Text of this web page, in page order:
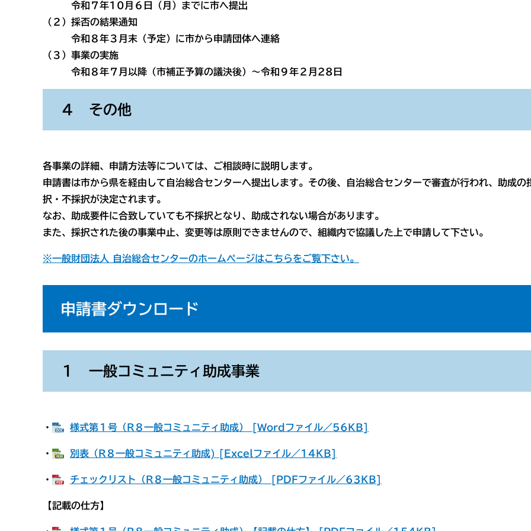
令和７年10月６日（月）までに市へ提出
（２）採否の結果通知
令和８年３月末（予定）に市から申請団体へ連絡
（３）事業の実施
令和８年７月以降（市補正予算の議決後）～令和９年２月28日
４ その他
各事業の詳細、申請方法等については、ご相談時に説明します。
申請書は市から県を経由して自治総合センターへ提出します。その後、自治総合センターで審査が行われ、助成の
択・不採択が決定されます。
なお、助成要件に合致していても不採択となり、助成されない場合があります。
​また、採択された後の事業中止、変更等は原則できませんので、組織内で協議した上で申請して下さい。
※一般財団法人 自治総合センターのホームページはこちらをご覧下さい。
申請書ダウンロード
１ 一般コミュニティ助成事業
・ 様式第１号（R８一般コミュニティ助成） [Wordファイル／56KB]
・ 別表（R８一般コミュニティ助成) [Excelファイル／14KB]
・ チェックリスト（R８一般コミュニティ助成） [PDFファイル／63KB]
【記載の仕方】